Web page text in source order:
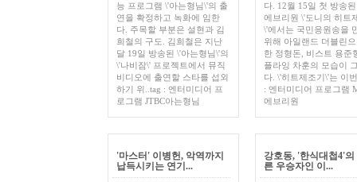
능 프로그램 \'아는형님\'의 출
연을 확정하고 녹화에 임한
다. 주목할 부분은 설현과 김
희철의 구도. 김희철은 지난
달 19일 방송된 \'아는형님\'의
\'나비잠\' 프로젝트에서 뮤직
비디오에 출연할 스타를 섭외
하기 위..tag : 엔터미디어 프
로그램 JTBC아는형님
다. 12월 15일 첫 방송
에브리원 \'도니의 히트
\'에서는 국민응원송을
위해 아일랜드 더블린
한 정형돈, 비스트 용준
플라잉 차훈의 모습이
다. \'히트제조기\'는 이
: 엔터미디어 프로그램
에브리원
'마스터' 이병헌, 악역까지
납득시키는 연기...
강호동, '한식대첩4'의
른 우승자인 이...